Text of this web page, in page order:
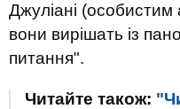
Джуліані
вони вирішать із
питання".
Читайте також: